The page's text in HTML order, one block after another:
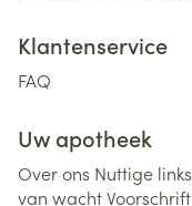
Klantenservice
FAQ
Uw apotheek
Over ons Nuttige links
van wachtVoorschrift